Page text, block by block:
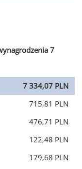
7
7 334,07 PLN
715,81 PLN
476,71 PLN
122,48 PLN
179,68 PLN